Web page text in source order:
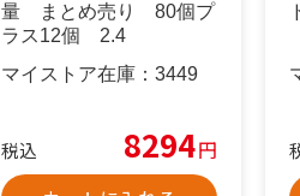
量 まとめ売り 80個プ
ラス12個 2.4
マイストア在庫： 3449
税込 8294円